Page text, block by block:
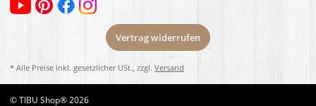
Vertrag widerrufen
* Alle Preise inkl. gesetzlicher USt., zzgl. Versand
© TIBU Shop® 2026